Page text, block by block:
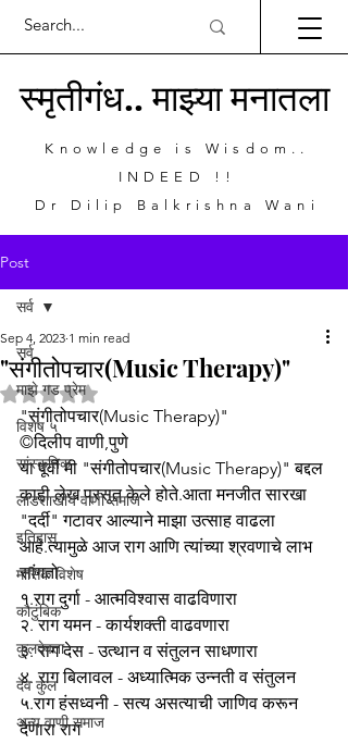
स्मृतीगंध.. माझ्या मनातला
Knowledge is Wisdom..
INDEED !!
Dr Dilip Balkrishna Wani
Post
सर्व
माझे गड प्रेम
विशेष ५
सांस्कृतिक
लाडशाखीय वाणी समाज
इतिहास
मासिक विशेष
कौटुंबिक
कुलदेवता
देव कुल
अन्य वाणी समाज
सर्व
"संगीतोपचार(Music Therapy)"
Sep 4, 2023 1 min read
Rated NaN out of 5 stars.
"संगीतोपचार(Music Therapy)"
©दिलीप वाणी,पुणे
या पूर्वी मी "संगीतोपचार(Music Therapy)" बद्दल
काही लेख प्रसृत केले होते.आता मनजीत सारखा
"दर्दी" गटावर आल्याने माझा उत्साह वाढला
आहे.त्यामुळे आज राग आणि त्यांच्या श्रवणाचे लाभ
सांगतो.
१.राग दुर्गा - आत्मविश्वास वाढविणारा
२. राग यमन - कार्यशक्ती वाढवणारा
३. राग देस - उत्थान व संतुलन साधणारा
४. राग बिलावल - अध्यात्मिक उन्नती व संतुलन
५.राग हंसध्वनी - सत्य असत्याची जाणिव करून
देणारा राग